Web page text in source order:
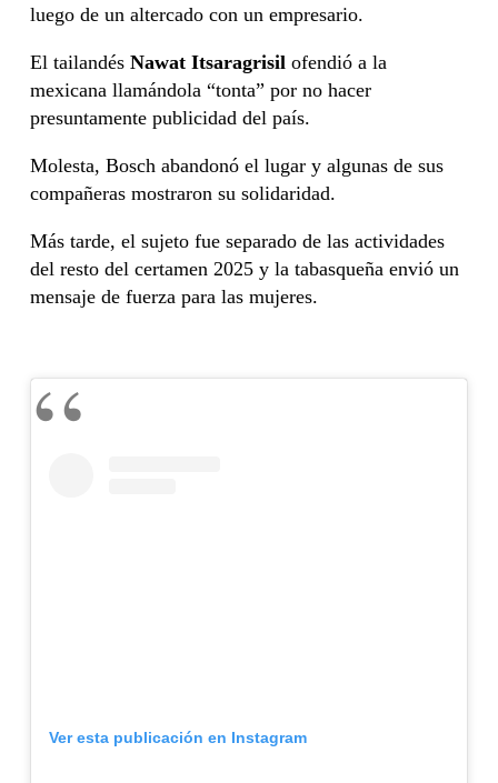
luego de un altercado con un empresario.
El tailandés Nawat Itsaragrisil ofendió a la
mexicana llamándola “tonta” por no hacer
presuntamente publicidad del país.
Molesta, Bosch abandonó el lugar y algunas de sus
compañeras mostraron su solidaridad.
Más tarde, el sujeto fue separado de las actividades
del resto del certamen 2025 y la tabasqueña envió un
mensaje de fuerza para las mujeres.
Ver esta publicación en Instagram